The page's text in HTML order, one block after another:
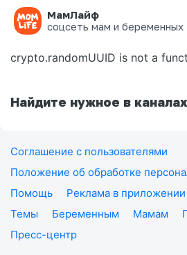
МамЛайф
соцсеть мам и беременных
Ошибка на странице
crypto.randomUUID is not a
Найдите нужное в каналах
Соглашение с пользователями
Положение об обработке
Помощь
Реклама в приложении
Темы
Беременным Мамам
Пресс-центр